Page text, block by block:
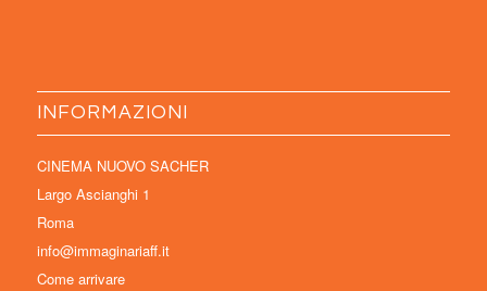
INFORMAZIONI
CINEMA NUOVO SACHER
Largo Ascianghi 1
Roma
info@immaginariaff.it
Come arrivare